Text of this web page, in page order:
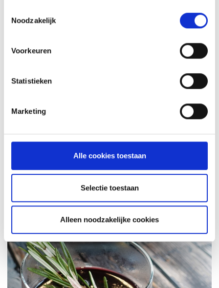
Noodzakelijk
Voorkeuren
Statistieken
Marketing
Alle cookies toestaan
Selectie toestaan
Alleen noodzakelijke cookies
VITELLO TONNATO VAN DE
SEARWOOD
RECEPT